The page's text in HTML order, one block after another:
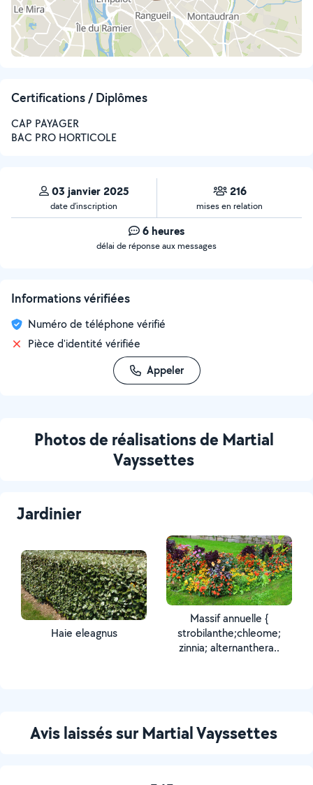
Certifications / Diplômes
CAP PAYAGER
BAC PRO HORTICOLE
03 janvier 2025
date d’inscription
216
mises en relation
6 heures
délai de réponse aux messages
Informations vérifiées
Numéro de téléphone vérifié
Pièce d'identité vérifiée
Appeler
Photos de réalisations de Martial
Vayssettes
Jardinier
Haie eleagnus
Massif annuelle {
strobilanthe;chleome;
zinnia; alternanthera..
Avis laissés sur Martial Vayssettes